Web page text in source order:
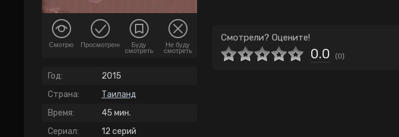
Смотрели? Оцените!
0.0 (0)
Смотрю Просмотрено
Буду
смотреть
Не буду
смотреть
Год:
2015
Страна:
Таиланд
Время:
45 мин.
Сериал:
12 серий